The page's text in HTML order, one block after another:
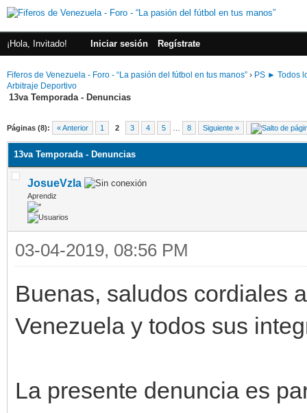
¡Hola, Invitado! Iniciar sesión Regístrate
Fiferos de Venezuela - Foro - “La pasión del fútbol en tus manos” › PS ► Todos
Arbitraje Deportivo
13va Temporada - Denuncias
Páginas (8): « Anterior 1 2 3 4 5 8 Siguiente »
13va Temporada - Denuncias
JosueVzla
Aprendiz
03-04-2019, 08:56 PM
Buenas, saludos cordiales
Venezuela y todos sus
La presente denuncia es